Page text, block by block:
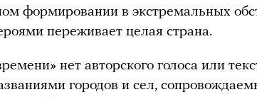
формировании в экстремальных
переживает целая страна.
нет авторского голоса или
городов и сел,